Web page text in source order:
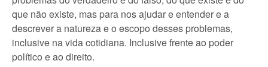
que não existe, mas para nos ajudar e entender e a
descrever a natureza e o escopo desses problemas,
inclusive na vida cotidiana. Inclusive frente ao poder
político e ao direito.